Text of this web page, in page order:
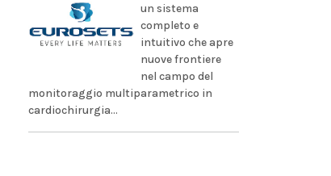
un sistema
completo e
intuitivo che apre
nuove frontiere
nel campo del
monitoraggio multiparametrico in
cardiochirurgia...